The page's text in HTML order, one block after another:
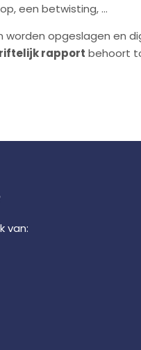
een betwisting, …
worden opgeslagen en
rapport behoort
van: